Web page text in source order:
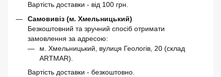
Вартість доставки - від 100 грн.
Самовивіз (м. Хмельницький)
Безкоштовний та зручний спосіб отримати
замовлення за адресою:
м. Хмельницький, вулиця Геологів, 20 (склад
ARTMAR).
Вартість доставки - безкоштовно.